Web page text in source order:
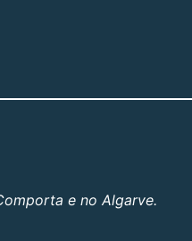
e no Algarve.